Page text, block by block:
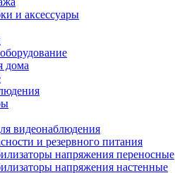
и аксессуары
дома
видеонаблюдения
и резервного питания
напряжения переносные
напряжения настенные